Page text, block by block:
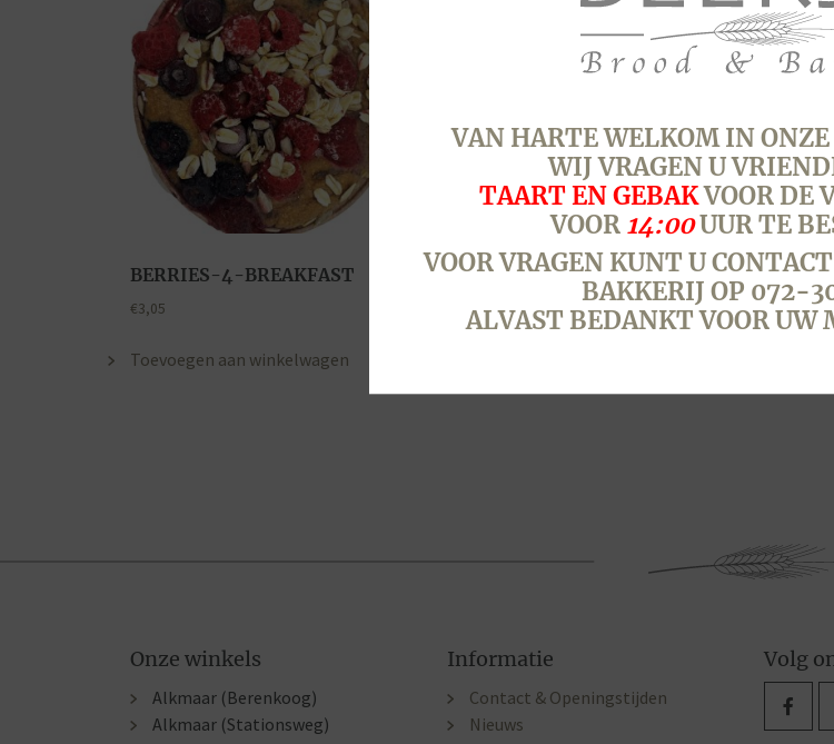
BERRIES-4-BREAKFAST
€3,05
Toevoegen aan winkelwagen
Onze winkels
Alkmaar (Berenkoog)
Alkmaar (Stationsweg)
Informatie
Contact & Openingstijden
Nieuws
Volg
VAN HARTE WELKOM IN
WIJ VRAGEN U
TAART EN GEBAKVOOR DE
VOOR 14:00UUR TE
VOOR VRAGEN KUNT U
BAKKERIJ OP 072-
ALVAST BEDANKT VOOR UW